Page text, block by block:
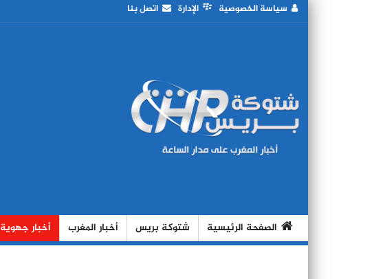
سياسة الخصوصية الإدارة اتصل بنا
الصفحة الرئيسية شتوكة بريس أخبار المغرب أخبار جهوية